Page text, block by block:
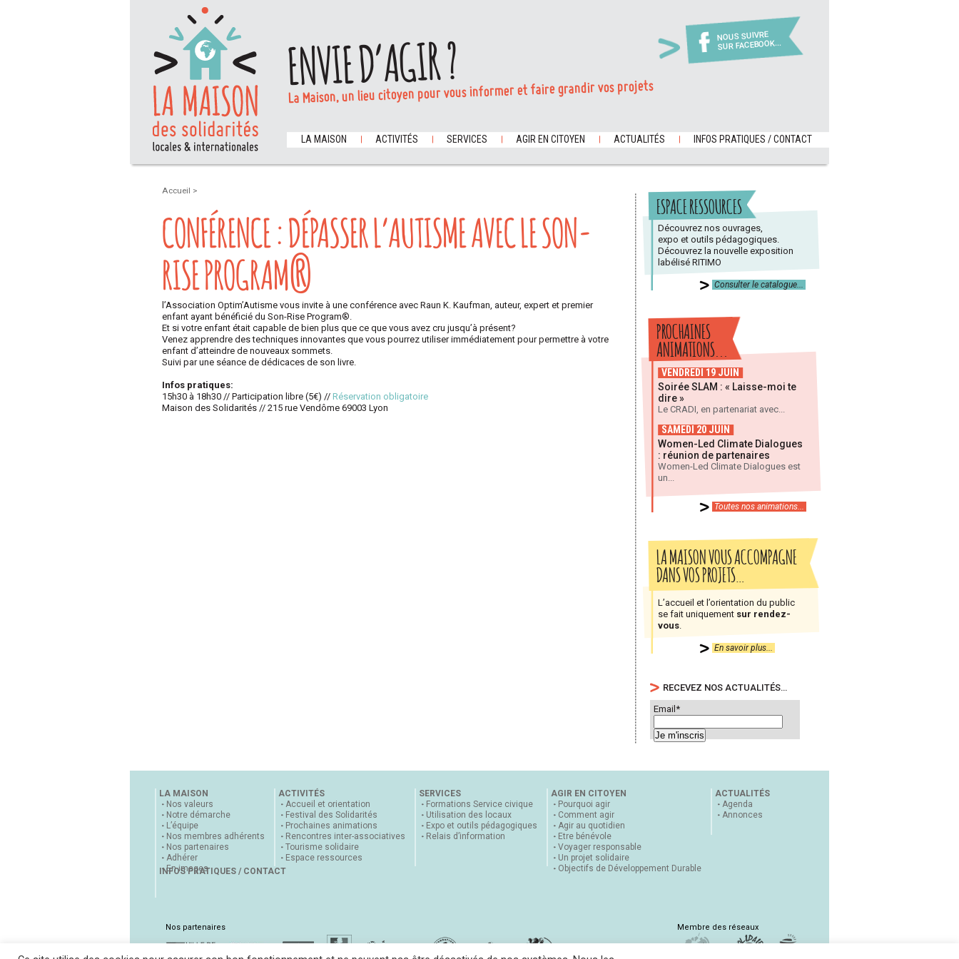
NOUS SUIVRE
SUR FACEBOOK...
ENVIE D’AGIR ?
La Maison, un lieu citoyen pour vous informer et faire grandir vos projets
LA MAISON ACTIVITÉS SERVICES AGIR EN CITOYEN ACTUALITÉS INFOS PRATIQUES / CONTACT
Accueil >
CONFÉRENCE : DÉPASSER L’AUTISME AVEC LE SON-
RISE PROGRAM®
l’Association Optim’Autisme vous invite à une conférence avec Raun K. Kaufman, auteur, expert et premier
enfant ayant bénéficié du Son-Rise Program®.
Et si votre enfant était capable de bien plus que ce que vous avez cru jusqu’à présent?
Venez apprendre des techniques innovantes que vous pourrez utiliser immédiatement pour permettre à votre
enfant d’atteindre de nouveaux sommets.
Suivi par une séance de dédicaces de son livre.
Infos pratiques:
15h30 à 18h30 // Participation libre (5€) // Réservation obligatoire
Maison des Solidarités // 215 rue Vendôme 69003 Lyon
ESPACE RESSOURCES
Découvrez nos ouvrages,
expo et outils pédagogiques.
Découvrez la nouvelle exposition
labélisé RITIMO
Consulter le catalogue...
PROCHAINES
ANIMATIONS...
VENDREDI 19 JUIN
Soirée SLAM : « Laisse-moi te
dire »
Le CRADI, en partenariat avec...
SAMEDI 20 JUIN
Women-Led Climate Dialogues
: réunion de partenaires
Women-Led Climate Dialogues est
un...
Toutes nos animations...
LA MAISON VOUS ACCOMPAGNE
DANS VOS PROJETS…
L’accueil et l’orientation du public
se fait uniquement sur rendez-
vous
En savoir plus...
RECEVEZ NOS ACTUALITÉS…
Email*
LA MAISON
Nos valeurs
Notre démarche
L’équipe
Nos membres adhérents
Nos partenaires
Adhérer
En images
ACTIVITÉS
Accueil et orientation
Festival des Solidarités
Prochaines animations
Rencontres inter-associatives
Tourisme solidaire
Espace ressources
SERVICES
Formations Service civique
Utilisation des locaux
Expo et outils pédagogiques
Relais d’information
AGIR EN CITOYEN
Pourquoi agir
Comment agir
Agir au quotidien
Etre bénévole
Voyager responsable
Un projet solidaire
Objectifs de Développement Durable
ACTUALITÉS
Agenda
Annonces
INFOS PRATIQUES / CONTACT
Nos partenaires Membre des réseaux